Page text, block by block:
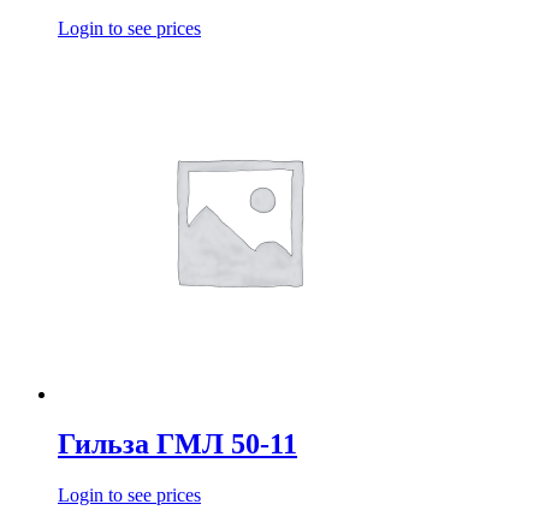
Login to see prices
Гильза ГМЛ 50-11
Login to see prices